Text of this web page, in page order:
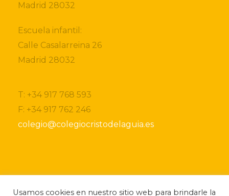
Madrid 28032
Escuela infantil:
Calle Casalarreina 26
Madrid 28032
T: +34 917 768 593
F: +34 917 762 246
colegio@colegiocristodelaguia.es
centro, por favor, no dude ponerse en contacto
Usamos cookies en nuestro sitio web para brindarle la